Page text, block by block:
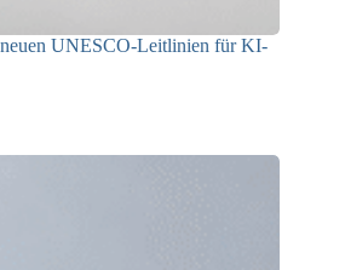
UNESCO-Leitlinien für KI-